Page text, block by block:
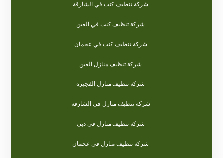
شركة تنظيف كنب في الشارقة
شركة تنظيف كنب في العين
شركة تنظيف كنب في عجمان
شركة تنظيف منازل العين
شركة تنظيف منازل الفجيرة
شركة تنظيف منازل في الشارقة
شركة تنظيف منازل في دبي
شركة تنظيف منازل في عجمان